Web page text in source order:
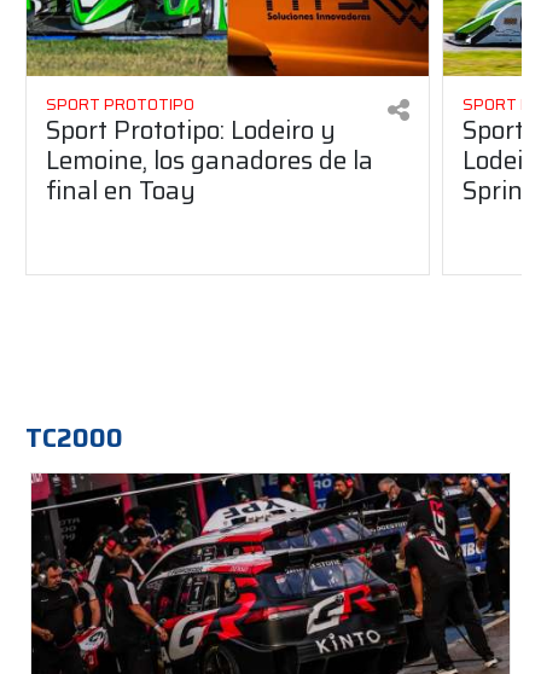
SPORT PROTOTIPO
Sport Prototipo: Lodeiro y
Lemoine, los ganadores de la
final en Toay
SPORT
Sport
Sprint
TC2000